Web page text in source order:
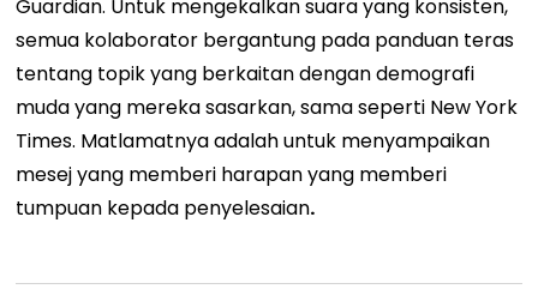
Guardian. Untuk mengekalkan suara yang konsisten,
semua kolaborator bergantung pada panduan teras
tentang topik yang berkaitan dengan demografi
muda yang mereka sasarkan, sama seperti New York
Times. Matlamatnya adalah untuk menyampaikan
mesej yang memberi harapan yang memberi
tumpuan kepada penyelesaian.